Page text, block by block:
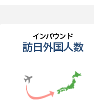
インバウンド
訪日外国人数